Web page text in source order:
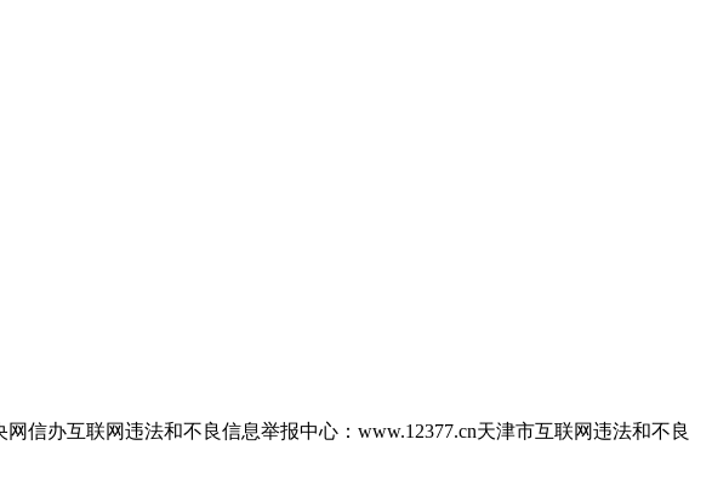
网信办互联网违法和不良信息举报中心：www.12377.cn天津市互联网违法和不良